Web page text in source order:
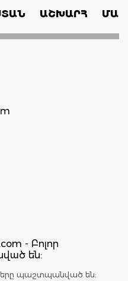
ԱՇԽԱՐՀ
- Բոլոր
են:
պաշտպանված են: